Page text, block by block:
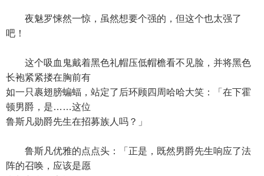
夜魅罗悚然一惊，虽然想要个强的，但这个也太强了
吧！
这个吸血鬼戴着黑色礼帽压低帽檐看不见脸，并将黑色
长袍紧紧搂在胸前有
如一只裹翅膀蝙蝠，站定了后环顾四周哈哈大笑：「在下霍
顿男爵，是……这位
鲁斯凡勋爵先生在招募族人吗？」
鲁斯凡优雅的点点头：「正是，既然男爵先生响应了法
阵的召唤，应该是愿